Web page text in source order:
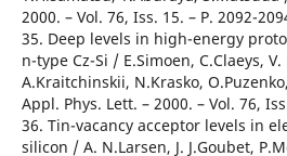
2000. – Vol. 76, Iss. 15. – P. 2092-
35. Deep levels in high-energy
n-type Cz-Si / E.Simoen, C.Claeys,
A.Kraitchinskii, N.Krasko,
Appl. Phys. Lett. – 2000. – Vol. 76,
36. Tin-vacancy acceptor levels in
silicon / A. N.Larsen, J. J.Goubet,